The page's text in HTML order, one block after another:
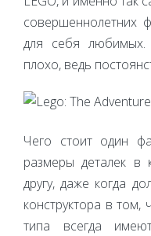
совершеннолетних
для себя
плохо, ведь
Чего стоит один
размеры деталек в
другу, даже когда
конструктора в том,
типа всегда